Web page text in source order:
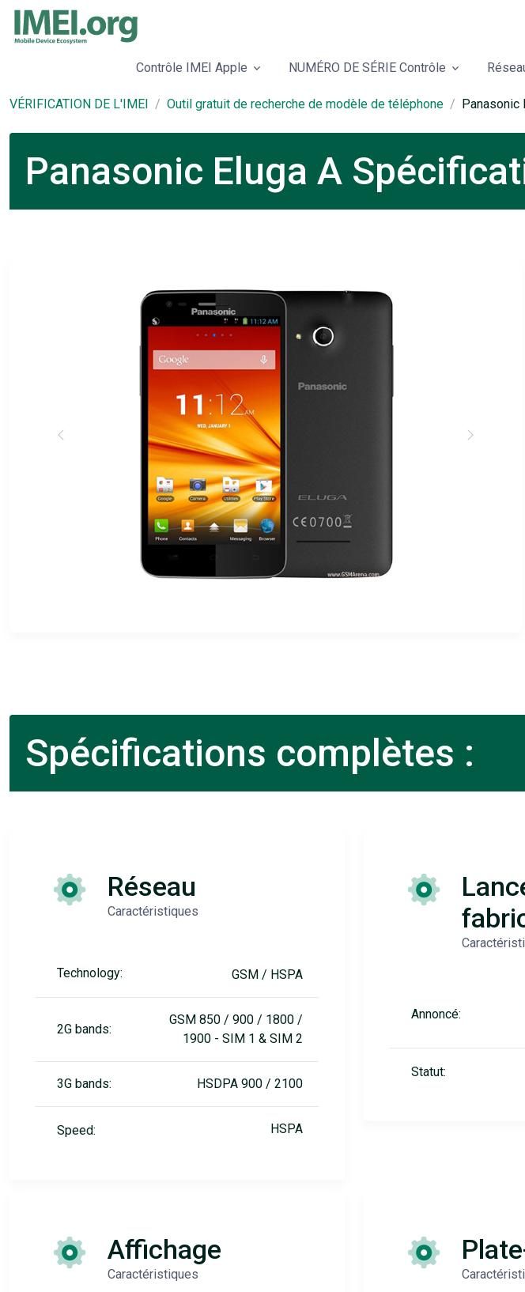
Contrôle IMEI Apple NUMÉRO DE SÉRIE Contrôle
VÉRIFICATION DE L'IMEI Outil gratuit de recherche de modèle de téléphone Panasonic
Panasonic Eluga A
Spécifications complètes :
Réseau
Caractéristiques
Technology: GSM / HSPA
2G bands:
GSM 850 / 900 / 1800 /
1900 - SIM 1 & SIM 2
3G bands: HSDPA 900 / 2100
Speed: HSPA
Annoncé:
Statut:
Affichage
Caractéristiques